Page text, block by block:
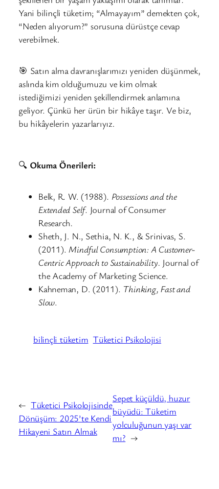
Yani bilinçli tüketim; “Almayayım” demekten çok,
“Neden alıyorum?” sorusuna dürüstçe cevap
verebilmek.
🎯 Satın alma davranışlarımızı yeniden düşünmek,
aslında kim olduğumuzu ve kim olmak
istediğimizi yeniden şekillendirmek anlamına
geliyor. Çünkü her ürün bir hikâye taşır. Ve biz,
bu hikâyelerin yazarlarıyız.
🔍 Okuma Önerileri:
Belk, R. W. (1988). Possessions and the
Extended Self. Journal of Consumer
Research.
Sheth, J. N., Sethia, N. K., & Srinivas, S.
(2011). Mindful Consumption: A Customer-
Centric Approach to Sustainability. Journal of
the Academy of Marketing Science.
Kahneman, D. (2011). Thinking, Fast and
Slow.
bilinçli tüketim Tüketici Psikolojisi
← Tüketici Psikolojisinde
Dönüşüm: 2025’te Kendi
Hikayeni Satın Almak
Sepet küçüldü, huzur
büyüdü: Tüketim
yolculuğunun yaşı var
mı? →